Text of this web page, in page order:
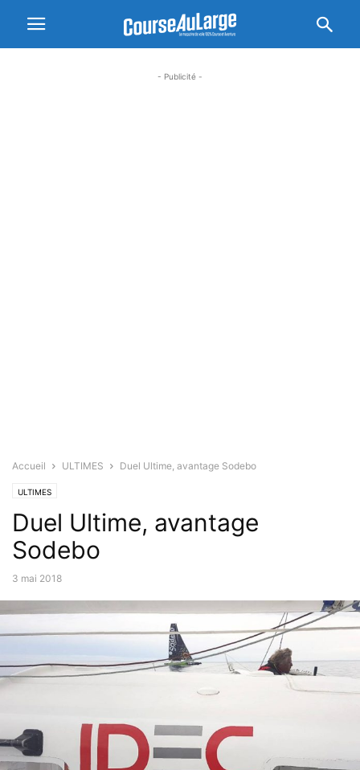
- Publicité -
Accueil ULTIMES Duel Ultime, avantage Sodebo
ULTIMES
Duel Ultime, avantage
Sodebo
3 mai 2018